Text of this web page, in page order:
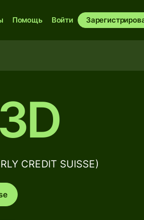
Помощь Войти
CREDIT SUISSE)